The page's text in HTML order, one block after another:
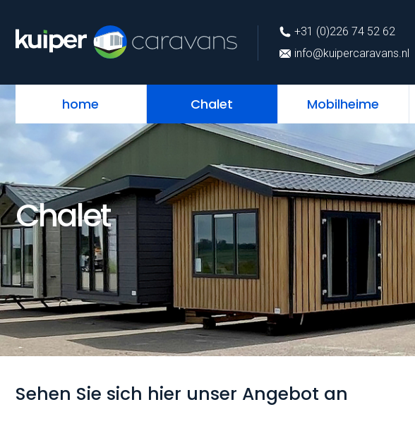
+31 (0)226 74 52 62
info@kuipercaravans.nl
home Chalet Mobilheime
info@kuipercaravans.nl
home
Chalet
Sehen Sie sich hier unser Angebot an